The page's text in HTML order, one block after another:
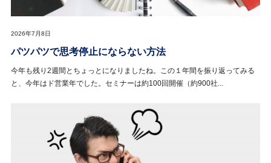
2026年7月8日
パツパツで思考停止にならない方法
今年も残り2週間とちょっとになりましたね。この１年間を振り返ってみる
と、今年はド営業年でした。セミナーは約100回開催（約900社...